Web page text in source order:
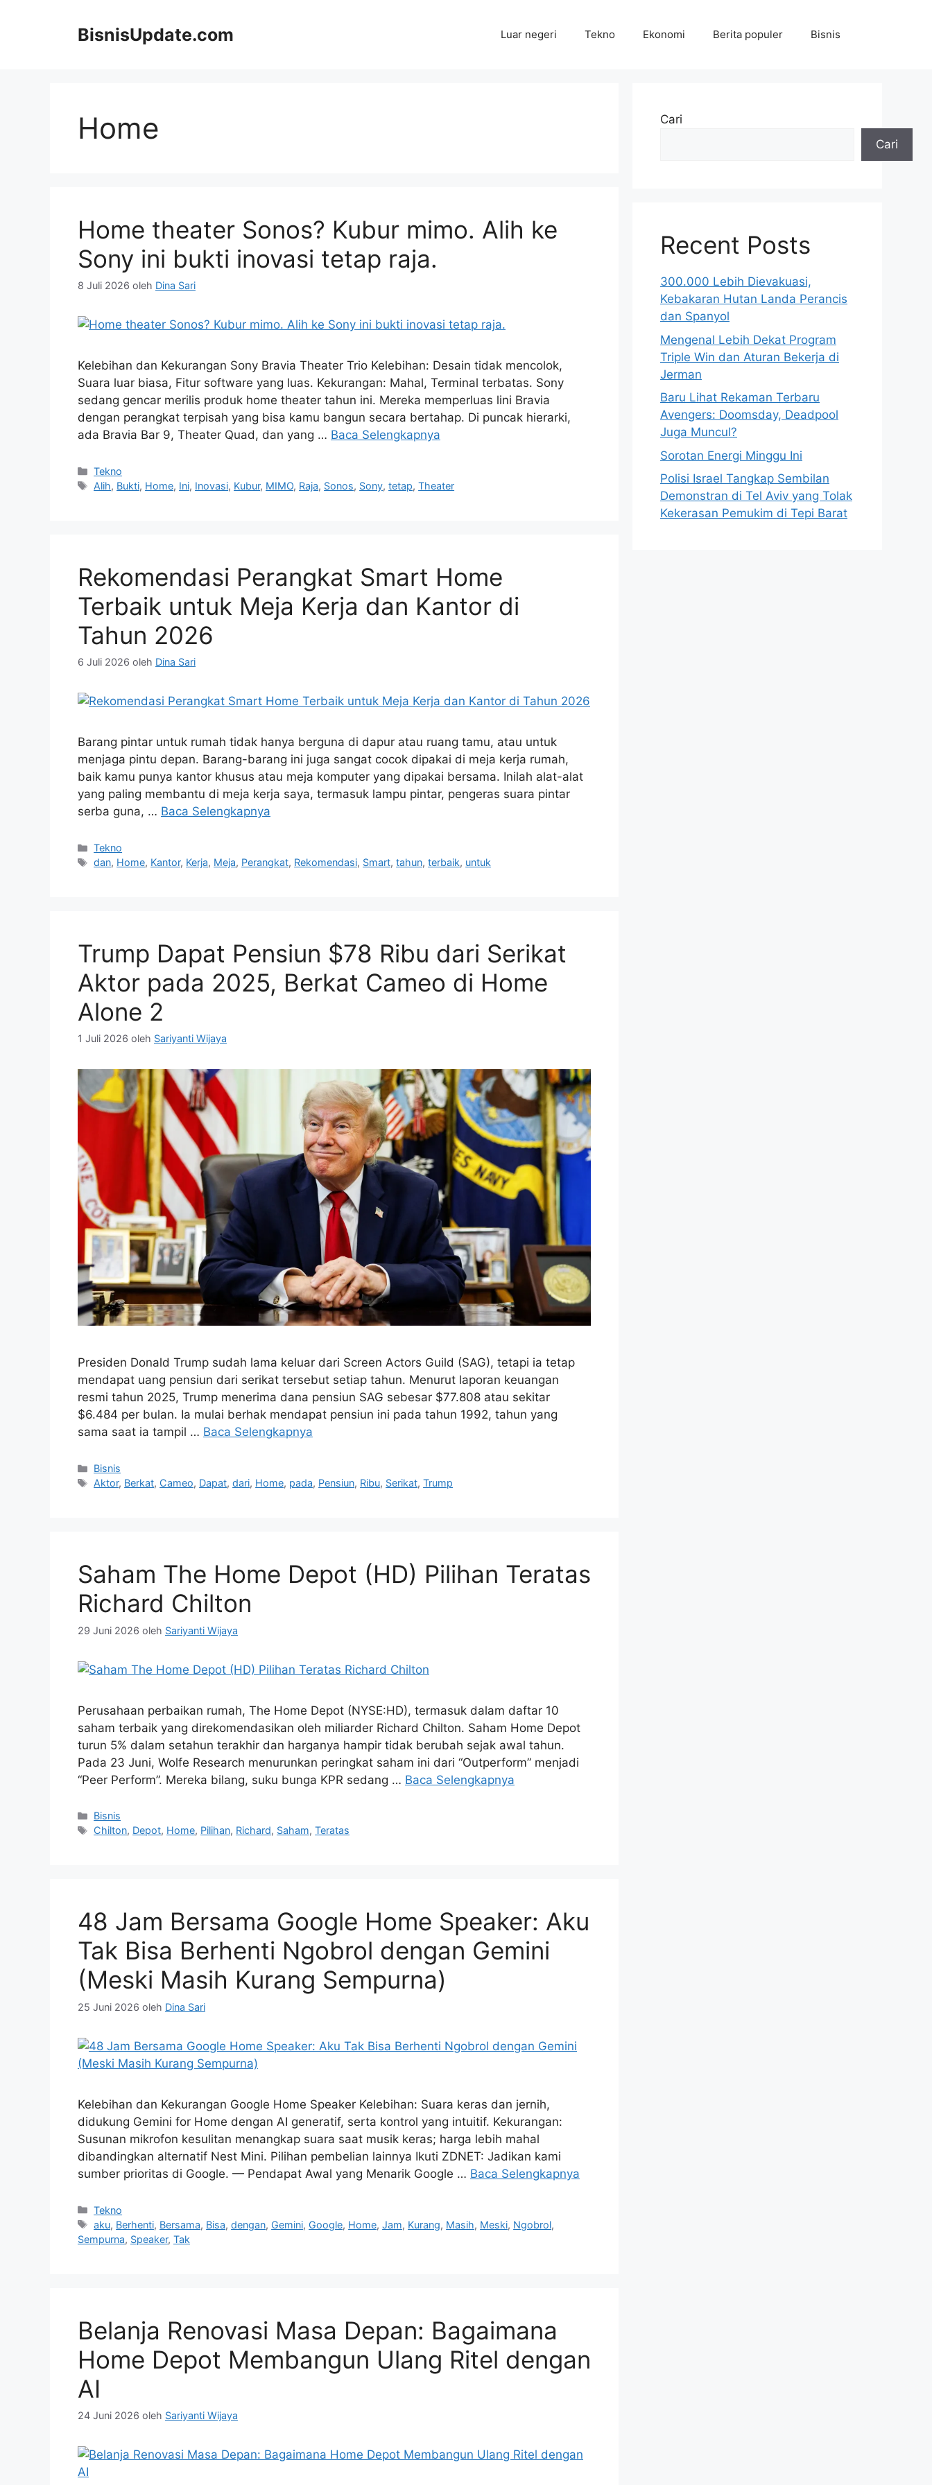
BisnisUpdate.com Luar negeri Tekno Ekonomi Berita populer Bisnis
Home
Home theater Sonos? Kubur mimo. Alih ke
Sony ini bukti inovasi tetap raja.
8 Juli 2026 oleh Dina Sari
Kelebihan dan Kekurangan Sony Bravia Theater Trio Kelebihan: Desain tidak mencolok,
Suara luar biasa, Fitur software yang luas. Kekurangan: Mahal, Terminal terbatas. Sony
sedang gencar merilis produk home theater tahun ini. Mereka memperluas lini Bravia
dengan perangkat terpisah yang bisa kamu bangun secara bertahap. Di puncak hierarki,
ada Bravia Bar 9, Theater Quad, dan yang … Baca Selengkapnya
Kategori
Tekno
Tag
Alih, Bukti, Home, Ini, Inovasi, Kubur, MIMO, Raja, Sonos, Sony,tetap,Theater
Rekomendasi Perangkat Smart Home
Terbaik untuk Meja Kerja dan Kantor di
Tahun 2026
6 Juli 2026 oleh Dina Sari
Barang pintar untuk rumah tidak hanya berguna di dapur atau ruang tamu, atau untuk
menjaga pintu depan. Barang-barang ini juga sangat cocok dipakai di meja kerja rumah,
baik kamu punya kantor khusus atau meja komputer yang dipakai bersama. Inilah alat-alat
yang paling membantu di meja kerja saya, termasuk lampu pintar, pengeras suara pintar
serba guna, … Baca Selengkapnya
Kategori
Tekno
Tag
dan, Home, Kantor, Kerja, Meja, Perangkat, Rekomendasi, Smart,tahun,terbaik, untuk
Trump Dapat Pensiun $78 Ribu dari Serikat
Aktor pada 2025, Berkat Cameo di Home
Alone 2
1 Juli 2026 oleh Sariyanti Wijaya
Presiden Donald Trump sudah lama keluar dari Screen Actors Guild (SAG), tetapi ia tetap
mendapat uang pensiun dari serikat tersebut setiap tahun. Menurut laporan keuangan
resmi tahun 2025, Trump menerima dana pensiun SAG sebesar $77.808 atau sekitar
$6.484 per bulan. Ia mulai berhak mendapat pensiun ini pada tahun 1992, tahun yang
sama saat ia tampil … Baca Selengkapnya
Kategori
Bisnis
Tag
Aktor, Berkat, Cameo, Dapat,dari, Home, pada, Pensiun, Ribu, Serikat,Trump
Saham The Home Depot (HD) Pilihan Teratas
Richard Chilton
29 Juni 2026 oleh Sariyanti Wijaya
Perusahaan perbaikan rumah, The Home Depot (NYSE:HD), termasuk dalam daftar 10
saham terbaik yang direkomendasikan oleh miliarder Richard Chilton. Saham Home Depot
turun 5% dalam setahun terakhir dan harganya hampir tidak berubah sejak awal tahun.
Pada 23 Juni, Wolfe Research menurunkan peringkat saham ini dari “Outperform” menjadi
“Peer Perform”. Mereka bilang, suku bunga KPR sedang … Baca Selengkapnya
Kategori
Bisnis
Tag
Chilton, Depot, Home, Pilihan, Richard, Saham,Teratas
48 Jam Bersama Google Home Speaker: Aku
Tak Bisa Berhenti Ngobrol dengan Gemini
(Meski Masih Kurang Sempurna)
25 Juni 2026 oleh Dina Sari
Kelebihan dan Kekurangan Google Home Speaker Kelebihan: Suara keras dan jernih,
didukung Gemini for Home dengan AI generatif, serta kontrol yang intuitif. Kekurangan:
Susunan mikrofon kesulitan menangkap suara saat musik keras; harga lebih mahal
dibandingkan alternatif Nest Mini. Pilihan pembelian lainnya Ikuti ZDNET: Jadikan kami
sumber prioritas di Google. — Pendapat Awal yang Menarik Google … Baca Selengkapnya
Kategori
Tekno
Tag
aku, Berhenti, Bersama, Bisa,dengan, Gemini, Google, Home,Jam, Kurang, Masih, Meski, Ngobrol,
Sempurna, Speaker, Tak
Belanja Renovasi Masa Depan: Bagaimana
Home Depot Membangun Ulang Ritel dengan
AI
24 Juni 2026 oleh Sariyanti Wijaya
Cari
Cari
Recent Posts
300.000 Lebih Dievakuasi,
Kebakaran Hutan Landa Perancis
dan Spanyol
Mengenal Lebih Dekat Program
Triple Win dan Aturan Bekerja di
Jerman
Baru Lihat Rekaman Terbaru
Avengers: Doomsday, Deadpool
Juga Muncul?
Sorotan Energi Minggu Ini
Polisi Israel Tangkap Sembilan
Demonstran di Tel Aviv yang Tolak
Kekerasan Pemukim di Tepi Barat